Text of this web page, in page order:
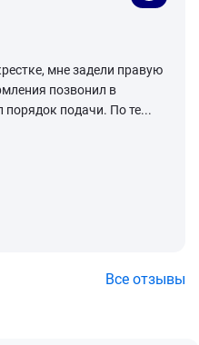
мне задели правую
позвонил в
подачи. По те...
Все отзывы